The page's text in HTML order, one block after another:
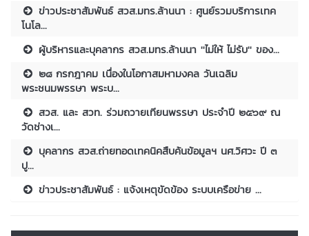
ข่าวประชาสัมพันธ์ สวส.มทร.ล้านนา : ศูนย์รวมบริการเทค
โนโล...
ผู้บริหารและบุคลากร สวส.มทร.ล้านนา ''ไม่ให้ ไม่รับ'' ของ...
๒๘ กรกฎาคม เนื่องในโอกาสมหามงคล วันเฉลิม
พระชนมพรรษา พระบ...
สวส. และ สวท. ร่วมถวายเทียนพรรษา ประจำปี ๒๕๖๙ ณ
วัดช่างเ...
บุคลากร สวส.ถ่ายทอดเทคนิคสืบค้นข้อมูลฯ นศ.วิศวะ ปี ๓
ปู...
ข่าวประชาสัมพันธ์ : แจ้งเหตุขัดข้อง ระบบเครือข่าย ...